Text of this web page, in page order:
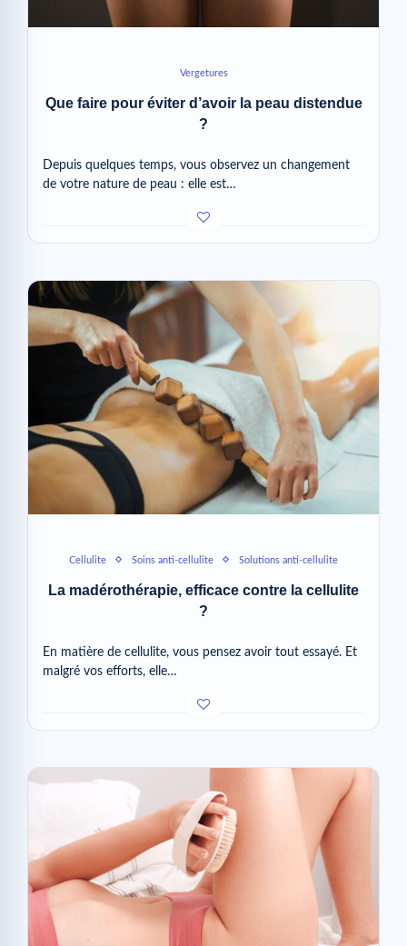
Vergetures
Que faire pour éviter d’avoir la peau distendue
?
Depuis quelques temps, vous observez un changement
de votre nature de peau : elle est…
Cellulite Soins anti-cellulite Solutions anti-cellulite
La madérothérapie, efficace contre la cellulite
?
En matière de cellulite, vous pensez avoir tout essayé. Et
malgré vos efforts, elle…